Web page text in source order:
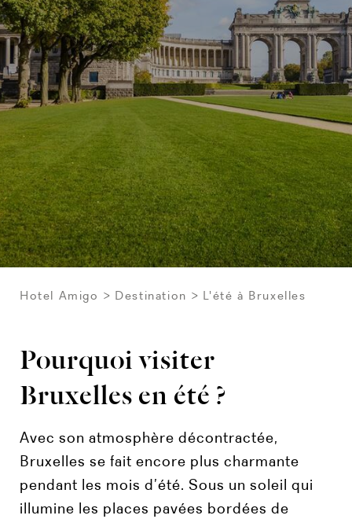
Hotel Amigo Destination L'été à Bruxelles
Pourquoi visiter
Bruxelles en été ?
Avec son atmosphère décontractée,
Bruxelles se fait encore plus charmante
pendant les mois d’été. Sous un soleil qui
illumine les places pavées bordées de